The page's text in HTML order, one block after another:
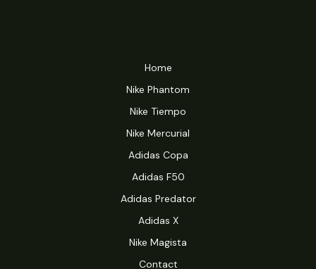
Home
Nike Phantom
Nike Tiempo
Nike Mercurial
Adidas Copa
Adidas F50
Adidas Predator
Adidas X
Nike Magista
Contact